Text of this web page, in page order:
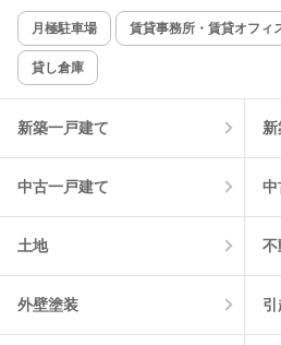
新着のみ
該当件数:
0件
月極駐車場 賃貸事務所・賃貸オフィ
貸し倉庫
新築一戸建て
中古一戸建て 中
土地 不
外壁塗装 引